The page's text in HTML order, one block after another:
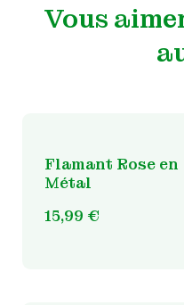
Vous
Flamant Rose en
Métal
15,99 €